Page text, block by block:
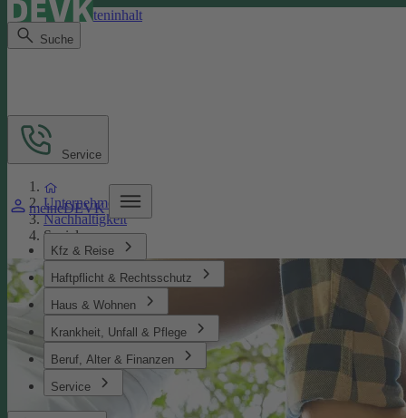
Direkt zum Seiteninhalt
Suche
meineDEVK
Kfz & Reise
Haftpflicht & Rechtsschutz
Haus & Wohnen
Krankheit, Unfall & Pflege
Beruf, Alter & Finanzen
Service
Service
Unternehmen
Nachhaltigkeit
Soziales